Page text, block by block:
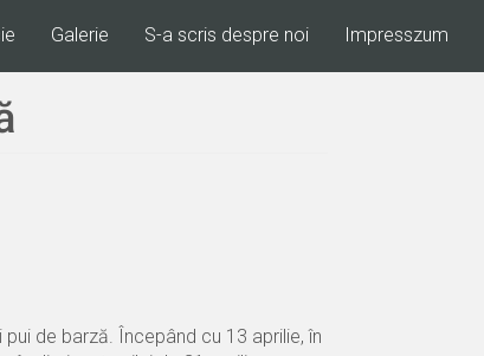
Galerie S-a scris despre noi Impresszum
de barză. Începând cu 13 aprilie, în